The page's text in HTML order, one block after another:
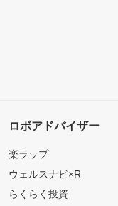
ロボアドバイザー
楽ラップ
ウェルスナビ×R
らくらく投資